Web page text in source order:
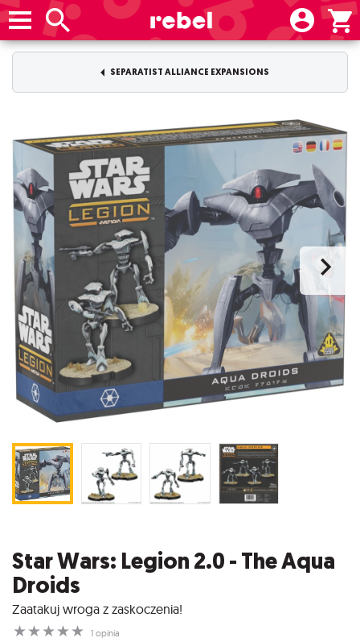
SEPARATIST ALLIANCE EXPANSIONS
Star Wars: Legion 2.0 - The Aqua
Droids
Zaatakuj wroga z zaskoczenia!
☆
☆
☆
☆
☆ 1 opinia